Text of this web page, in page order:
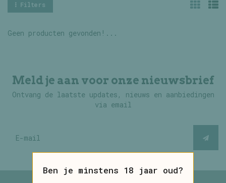
Filters
Geen producten gevonden!...
Meld je aan voor onze nieuwsbrief
Ontvang de laatste updates, nieuws en aanbiedingen
via email
Ben je minstens 18 jaar oud?